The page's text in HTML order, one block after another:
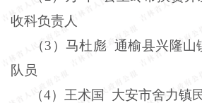
收科负责人
（3 ）马杜彪 通榆县兴隆山
队员
（4）王术国
大安市舍力镇